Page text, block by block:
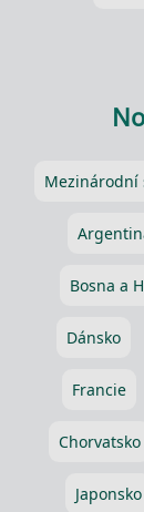
Mezinárodní
Bosna a
Dánsko
Francie
Chorvatsko
Japonsko